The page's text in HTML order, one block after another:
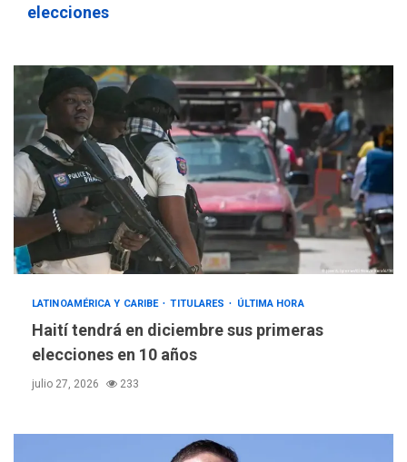
elecciones
LATINOAMÉRICA Y CARIBE TITULARES ÚLTIMA HORA
Haití tendrá en diciembre sus primeras
elecciones en 10 años
julio 27, 2026 233